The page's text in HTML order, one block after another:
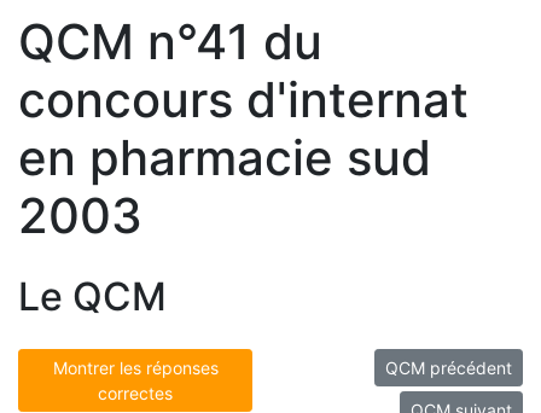
QCM n°41 du
concours d'internat
en pharmacie sud
2003
Le QCM
Montrer les réponses
correctes
QCM précédent